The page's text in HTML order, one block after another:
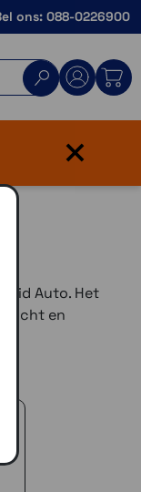
ons: 088-0226900
×
Auto. Het
en